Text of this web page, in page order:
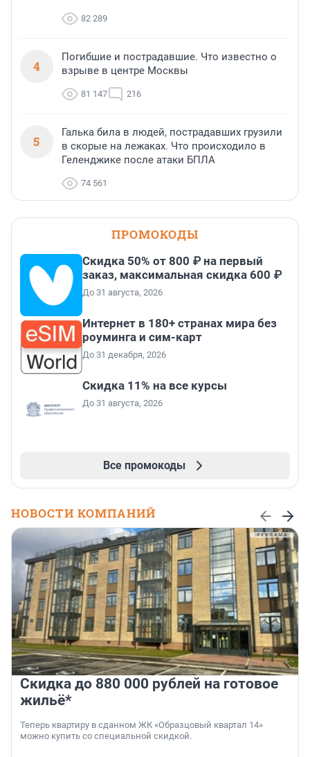
82 289
4
Погибшие и пострадавшие. Что известно о
взрыве в центре Москвы
81 147 216
5
Галька била в людей, пострадавших грузили
в скорые на лежаках. Что происходило в
Геленджике после атаки БПЛА
74 561
ПРОМОКОДЫ
Скидка 50% от 800 ₽ на первый
заказ, максимальная скидка 600 ₽
До 31 августа, 2026
Интернет в 180+ странах мира без
роуминга и сим-карт
До 31 декабря, 2026
Скидка 11% на все курсы
До 31 августа, 2026
Все промокоды
НОВОСТИ КОМПАНИЙ
Скидка до 880 000 рублей на готовое
жильё*
Теперь квартиру в сданном ЖК «Образцовый квартал 14»
можно купить со специальной скидкой.